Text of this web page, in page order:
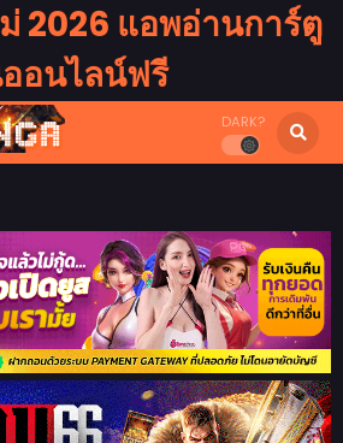
2026 แอพอ่านการ์ตู
อนไลน์ฟรี
DARK?